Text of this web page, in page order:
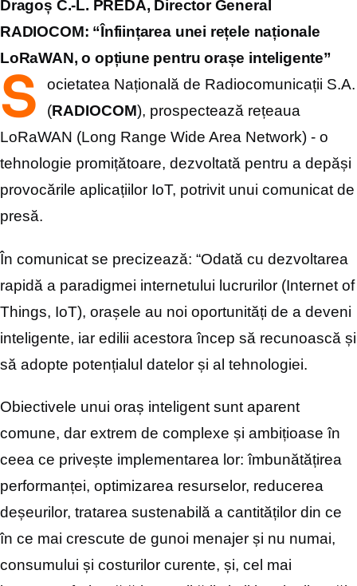
Dragoș C.-L. PREDA, Director General
RADIOCOM: “Înființarea unei rețele naționale
LoRaWAN, o opțiune pentru orașe inteligente”
S
ocietatea Națională de Radiocomunicații S.A.
(RADIOCOM), prospectează rețeaua
LoRaWAN (Long Range Wide Area Network) - o
tehnologie promițătoare, dezvoltată pentru a depăși
provocările aplicațiilor IoT, potrivit unui comunicat de
presă.
În comunicat se precizează: “Odată cu dezvoltarea
rapidă a paradigmei internetului lucrurilor (Internet of
Things, IoT), orașele au noi oportunități de a deveni
inteligente, iar edilii acestora încep să recunoască și
să adopte potențialul datelor și al tehnologiei.
Obiectivele unui oraș inteligent sunt aparent
comune, dar extrem de complexe și ambițioase în
ceea ce privește implementarea lor: îmbunătățirea
performanței, optimizarea resurselor, reducerea
deșeurilor, tratarea sustenabilă a cantităților din ce
în ce mai crescute de gunoi menajer și nu numai,
consumului și costurilor curente, și, cel mai